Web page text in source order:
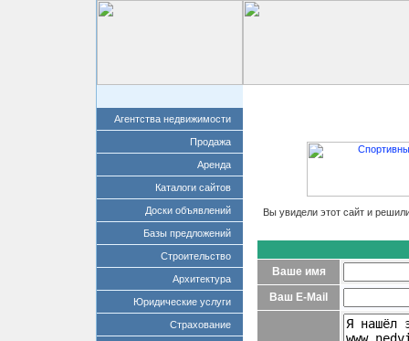
Агентства недвижимости
Продажа
Аренда
Каталоги сайтов
Доски объявлений
Базы предложений
Строительство
Архитектура
Юридические услуги
Страхование
Вы увидели этот сайт и
Ваше имя
Ваш E-Mail